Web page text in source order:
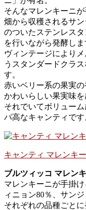
そんなマレンキーニ
畑から収穫されるサ
のついたステンレス
を行いながら発酵しま
ヴィンテージにより
うスタンダードクラ
す。
赤いベリー系の果実
かわいらしい果実味を
それでいてボリュー
パ高なキャンティです
キャンティ マレンキ
ブルツィッコ マレン
マレンキーニが手掛
ィニョン80％、サン
それぞれの品種ごと